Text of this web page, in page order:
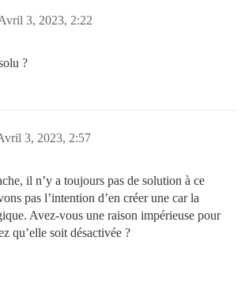
3, 2023, 2:22
?
3, 2023, 2:57
il n’y a toujours pas de solution à ce
pas l’intention d’en créer une car la
Avez-vous une raison impérieuse pour
qu’elle soit désactivée ?